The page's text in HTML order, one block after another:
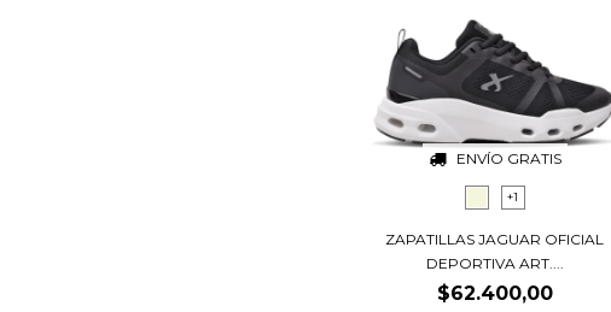
ENVÍO GRATIS
+1
ZAPATILLAS JAGUAR OFICIAL
DEPORTIVA ART....
$62.400,00